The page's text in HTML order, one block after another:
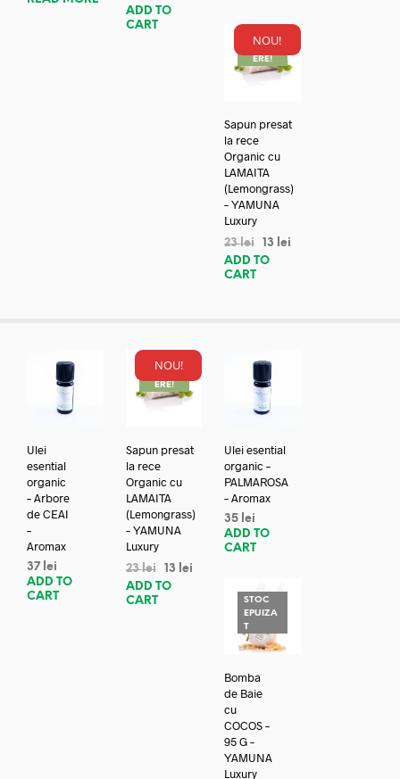
ADD TO
CART
NOU!
REDUC
ERE!
Sapun presat
la rece
Organic cu
LAMAITA
(Lemongrass)
– YAMUNA
Luxury
23lei 13
lei
ADD TO
CART
Ulei
esential
organic
– Arbore
de CEAI
–
Aromax
37 lei
ADD TO
CART
NOU!
REDUC
ERE!
Sapun presat
la rece
Organic cu
LAMAITA
(Lemongrass)
– YAMUNA
Luxury
23lei 13
lei
ADD TO
CART
Ulei esential
organic –
PALMAROSA
– Aromax
35 lei
ADD TO
CART
STOC
EPUIZA
T
Bomba
de Baie
cu
COCOS –
95 G –
YAMUNA
Luxury